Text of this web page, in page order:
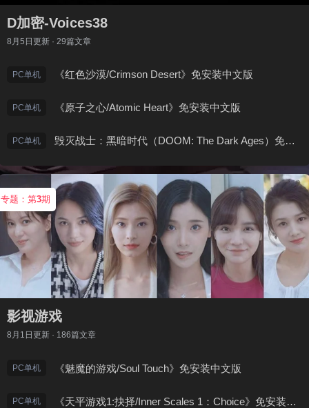
D加密-Voices38
8月5日更新 · 29篇文章
PC单机 《红色沙漠/Crimson Desert》免安装中文版
PC单机 《原子之心/Atomic Heart》免安装中文版
PC单机 毁灭战士：黑暗时代（DOOM: The Dark Ages）免安装中文版
专题：第3期
影视游戏
8月1日 更新 · 186篇文章
PC单机 《魅魔的游戏/Soul Touch》免安装中文版
PC单机 《天平游戏1:抉择/Inner Scales 1：Choice》免安装中文版